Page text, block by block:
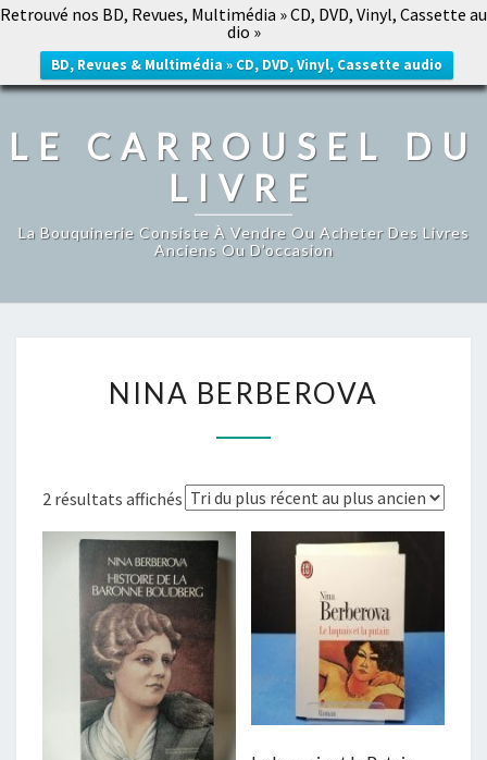
Retrouvé nos BD, Revues, Multimédia » CD, DVD, Vinyl, Cassette au
dio »
BD, Revues & Multimédia » CD, DVD, Vinyl, Cassette audio
LE CARROUSEL DU LIVRE
LE CARROUSEL DU
LIVRE
La Bouquinerie Consiste À Vendre Ou Acheter Des Livres
Anciens Ou D’occasion
BERBEROVA
NINA BERBEROVA
2 résultats affichés Trié
du
plus
récent
au
plus
ancien